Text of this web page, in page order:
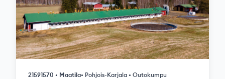
21591570 • Maatila• Pohjois-Karjala • Outokumpu